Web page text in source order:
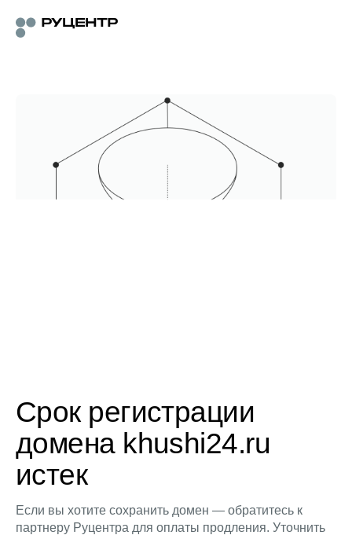
Срок регистрации
домена khushi24.ru
истек
Если вы хотите сохранить домен — обратитесь к
партнеру Руцентра для оплаты продления. Уточнить